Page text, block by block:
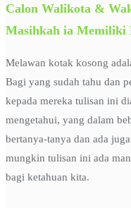
Calon Walikota &
Masihkah ia Memiliki
Melawan kotak kosong
Bagi yang sudah tahu dan
kepada mereka tulisan ini
mengetahui, yang dalam
bertanya-tanya dan ada
mungkin tulisan ini ada
bagi ketahuan kita.